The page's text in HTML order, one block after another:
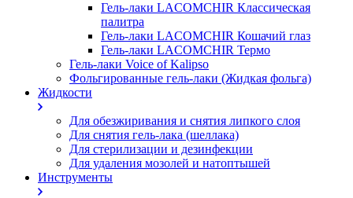
Гель-лаки LACOMCHIR Классическая
палитра
Гель-лаки LACOMCHIR Кошачий глаз
Гель-лаки LACOMCHIR Термо
Гель-лаки Voice of Kalipso
Фольгированные гель-лаки (Жидкая фольга)
Жидкости
Для обезжиривания и снятия липкого слоя
Для снятия гель-лака (шеллака)
Для стерилизации и дезинфекции
Для удаления мозолей и натоптышей
Инструменты